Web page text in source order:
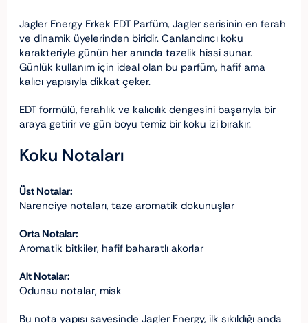
Jagler Energy Erkek EDT Parfüm, Jagler serisinin en ferah
ve dinamik üyelerinden biridir. Canlandırıcı koku
karakteriyle günün her anında tazelik hissi sunar.
Günlük kullanım için ideal olan bu parfüm, hafif ama
kalıcı yapısıyla dikkat çeker.
EDT formülü, ferahlık ve kalıcılık dengesini başarıyla bir
araya getirir ve gün boyu temiz bir koku izi bırakır.
Koku Notaları
Üst Notalar:
Narenciye notaları, taze aromatik dokunuşlar
Orta Notalar:
Aromatik bitkiler, hafif baharatlı akorlar
Alt Notalar:
Odunsu notalar, misk
Bu nota yapısı sayesinde Jagler Energy, ilk sıkıldığı anda